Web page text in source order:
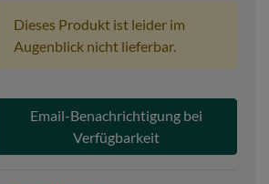
Dieses Produkt ist leider im
Augenblick nicht lieferbar.
Email-Benachrichtigung bei
Verfügbarkeit